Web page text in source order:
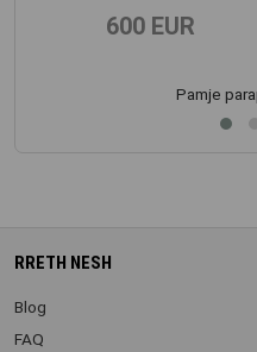
600 EUR
Pamje
RRETH NESH
Blog
FAQ